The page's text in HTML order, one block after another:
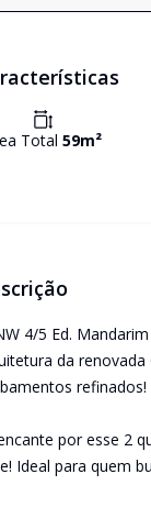
Total 59m²
4/5 Ed.
da
refinados!
por esse 2
Ideal para quem